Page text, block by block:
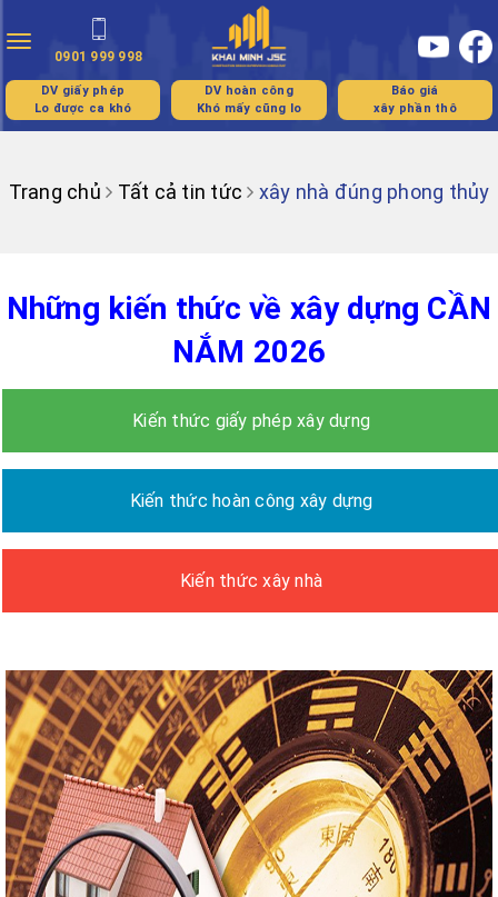
Toggle
navigation
0901 999 998
DV giấy phép
Lo được ca khó
DV hoàn công
Khó mấy cũng lo
Báo giá
xây phần thô
Trang chủ Tất cả tin tức xây nhà đúng phong thủy
Những kiến thức về xây dựng CẦN
NẮM 2026
Kiến thức giấy phép xây dựng
Kiến thức hoàn công xây dựng
Kiến thức xây nhà